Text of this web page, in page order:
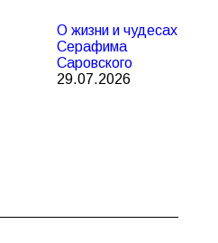
О жизни и чудесах
Серафима
Саровского
29.07.2026